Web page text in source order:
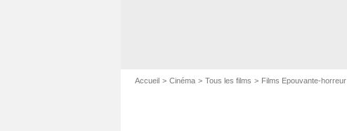
Accueil Cinéma Tous les films Films Epouvante-horreur